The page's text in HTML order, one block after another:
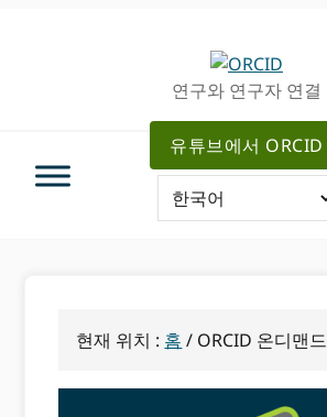
연구와 연구자 연결
유튜브에서 ORCID
현재 위치 : 홈 / ORCID 온디맨드